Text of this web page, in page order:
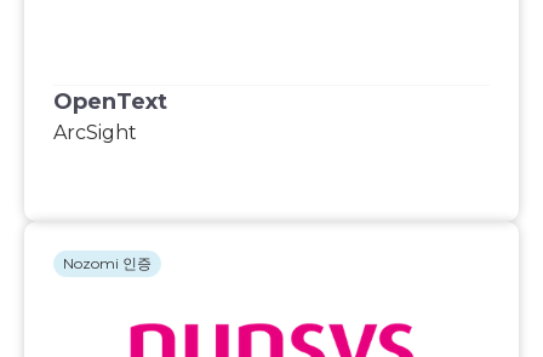
OpenText
ArcSight
Nozomi 인증